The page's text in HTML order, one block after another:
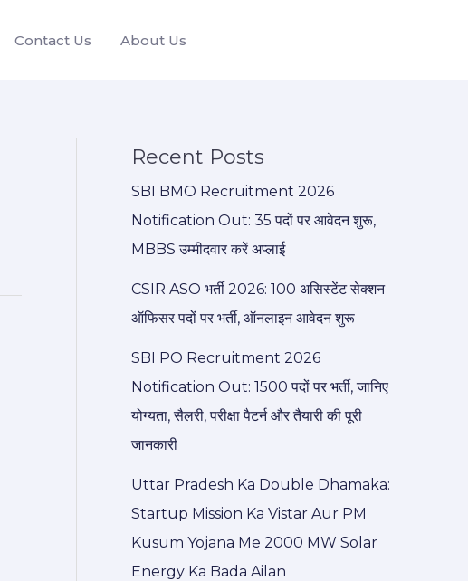
Contact Us About Us
Recent Posts
SBI BMO Recruitment 2026
Notification Out: 35 पदों पर आवेदन शुरू,
MBBS उम्मीदवार करें अप्लाई
CSIR ASO भर्ती 2026: 100 असिस्टेंट सेक्शन
ऑफिसर पदों पर भर्ती, ऑनलाइन आवेदन शुरू
SBI PO Recruitment 2026
Notification Out: 1500 पदों पर भर्ती, जानिए
योग्यता, सैलरी, परीक्षा पैटर्न और तैयारी की पूरी
जानकारी
Uttar Pradesh Ka Double Dhamaka:
Startup Mission Ka Vistar Aur PM
Kusum Yojana Me 2000 MW Solar
Energy Ka Bada Ailan